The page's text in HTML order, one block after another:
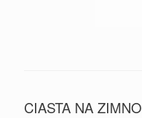
CIASTA NA ZIMNO